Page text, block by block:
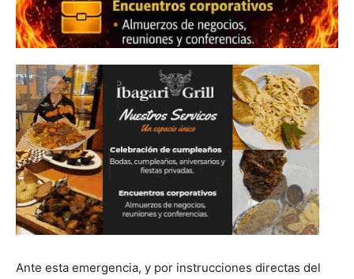
Ante esta emergencia, y por instrucciones directas del